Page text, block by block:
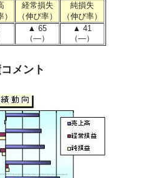
）
経常損失
（伸び率）
純損失
（伸び率）
▲ 65
（―）
▲ 41
（―）
メント